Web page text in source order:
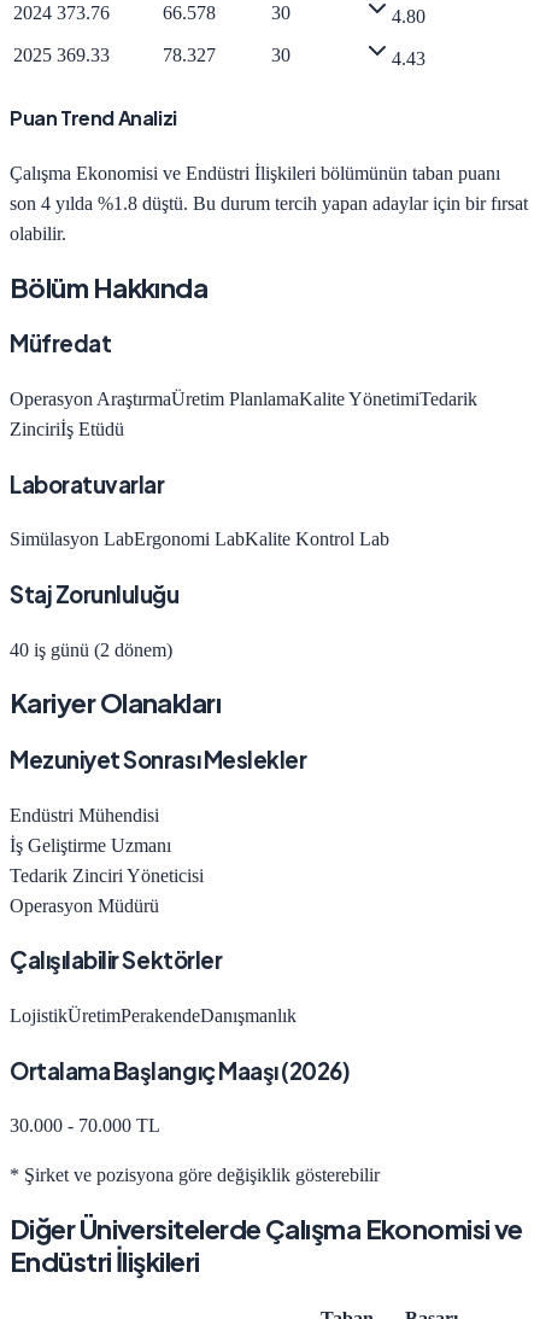
2024 373.76 66.578 30
4.80
2025 369.33 78.327 30 4.43
Puan Trend Analizi
Çalışma Ekonomisi ve Endüstri İlişkileri bölümünün taban puanı
son 4 yılda %1.8 düştü. Bu durum tercih yapan adaylar için bir fırsat
olabilir.
Bölüm Hakkında
Müfredat
Operasyon AraştırmaÜretim PlanlamaKalite YönetimiTedarik
Zinciriİş Etüdü
Laboratuvarlar
Simülasyon LabErgonomi LabKalite Kontrol Lab
Staj Zorunluluğu
40 iş günü (2 dönem)
Kariyer Olanakları
Mezuniyet Sonrası Meslekler
Endüstri Mühendisi
İş Geliştirme Uzmanı
Tedarik Zinciri Yöneticisi
Operasyon Müdürü
Çalışılabilir Sektörler
LojistikÜretimPerakendeDanışmanlık
Ortalama Başlangıç Maaşı (2026)
30.000 - 70.000 TL
* Şirket ve pozisyona göre değişiklik gösterebilir
Diğer ÜniversitelerdeÇalışma Ekonomisi ve
Endüstri İlişkileri